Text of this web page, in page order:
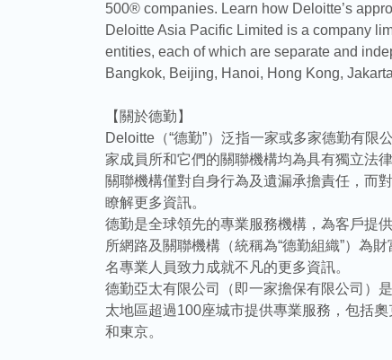
500® companies. Learn how Deloitte’s
Deloitte Asia Pacific Limited is a company
entities, each of which are separate and
Bangkok, Beijing, Hanoi, Hong Kong,
【關於德勤】
Deloitte（“德勤”）泛指一家或多家德勤有限
家成員所和它們的關聯機構均為具有獨立法
關聯機構僅對自身行為及遺漏承擔責任，而
瞭解更多資訊。
德勤是全球領先的專業服務機構，為客戶提
所網路及關聯機構（統稱為“德勤組織”）為
名專業人員致力成就不凡的更多資訊。
德勤亞太有限公司（即一家擔保有限公司）
太地區超過100座城市提供專業服務，包括
和東京。